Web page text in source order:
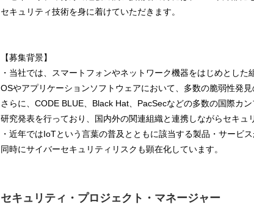
セキュリティ技術を身に着けていただきます。
【募集背景】
・当社では、スマートフォンやネットワーク機器をはじめとし
OSやアプリケーションソフトウェアにおいて、多数の脆弱性発見
さらに、CODE BLUE、Black Hat、PacSecなどの多数の国際カ
研究発表を行っており、国内外の関連組織と連携しながらセキ
・近年ではIoTという言葉の普及とともに該当する製品・サービ
同時にサイバーセキュリティリスクも顕在化しています。
セキュリティ・プロジェクト・マネージャー